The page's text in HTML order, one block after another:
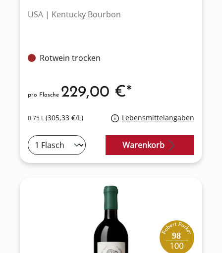
USA | Kentucky Bourbon
Rotwein trocken
0.75 L(305,33 €/L) Lebensmittelangaben
pro Flasche 229,00 €*
Warenkorb
98